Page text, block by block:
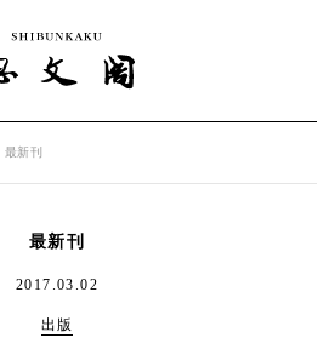
最新刊
最新刊
2017.03.02
出版